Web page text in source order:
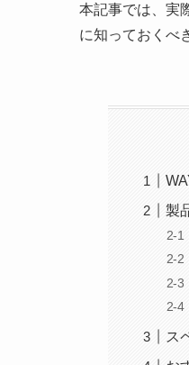
本記事では、実
に知っておくべ
製
ス